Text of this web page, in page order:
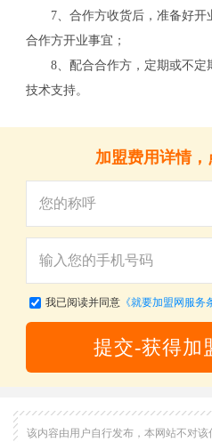
7、合作方收货后，准备好开
合作方开业事宜；
8、配合合作方，定期或不定
技术支持。
加盟费用详情
我已阅读并同意《就要加盟网服务
提交-获得加
该内容由用户自行发布，本网站不对